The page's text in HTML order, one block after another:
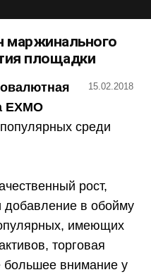
маржинального
площадки
15.02.2018
EXMO
среди
рост,
добавление в обойму
имеющих
торговая
большее внимание у